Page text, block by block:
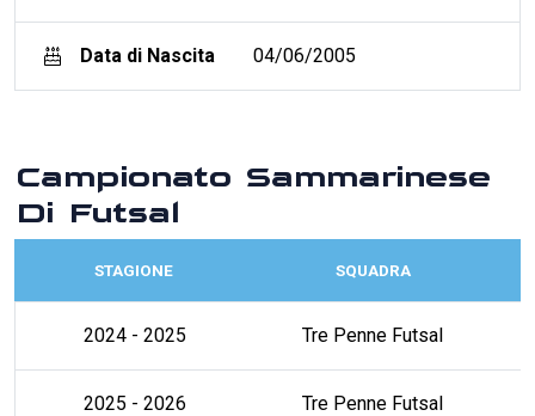
Data di Nascita 04/06/2005
Campionato Sammarinese
Di Futsal
STAGIONE SQUADRA
2024 - 2025 Tre Penne Futsal
2025 - 2026 Tre Penne Futsal